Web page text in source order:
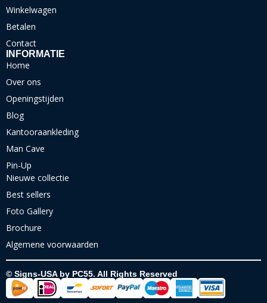
Winkelwagen
Betalen
Contact
INFORMATIE
Home
Over ons
Openingstijden
Blog
Kantooraankleding
Man Cave
Pin-Up
Nieuwe collectie
Best sellers
Foto Gallery
Brochure
Algemene voorwaarden
© Signs-USA by PC55. All Rights Reserved